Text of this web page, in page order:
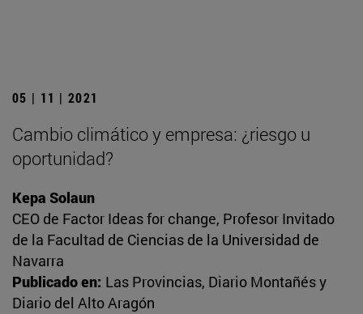
05 | 11 | 2021
Cambio climático y empresa: ¿riesgo u
oportunidad?
Kepa Solaun
CEO de Factor Ideas for change, Profesor Invitado
de la Facultad de Ciencias de la Universidad de
Navarra
Publicado en: Las Provincias, Diario Montañés y
Diario del Alto Aragón